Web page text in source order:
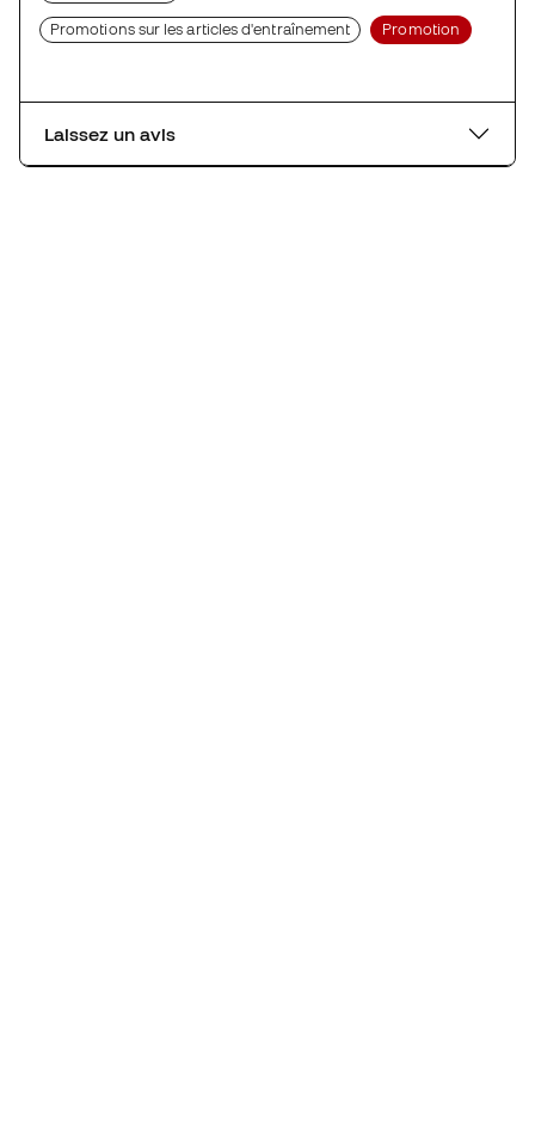
Promotions sur les articles d'entraînement Promotion
Laissez un avis